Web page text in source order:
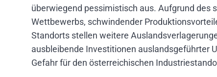
überwiegend pessimistisch aus. Aufgrund des
Wettbewerbs, schwindender
Standorts stellen weitere
ausbleibende Investitionen auslandsgeführter
Gefahr für den österreichischen